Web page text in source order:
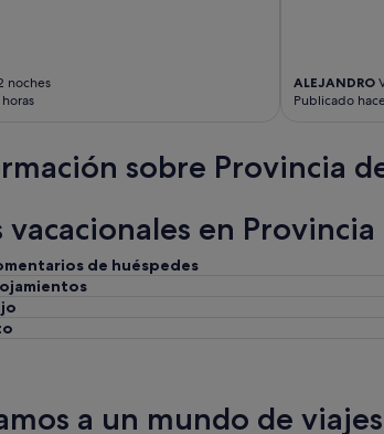
noches
ALEJANDRO
Publicado
sobre Provincia
vacacionales en
de huéspedes
a un mundo de viajes